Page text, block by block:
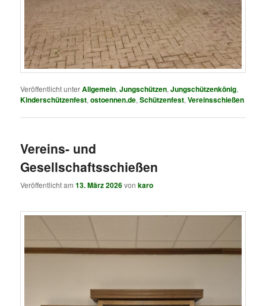
Veröffentlicht unterAllgemein,Jungschützen,Jungschützenkönig,
Kinderschützenfest,ostoennen.de,Schützenfest,Vereinsschießen
Vereins- und
Gesellschaftsschießen
Veröffentlicht am13. März 2026vonkaro